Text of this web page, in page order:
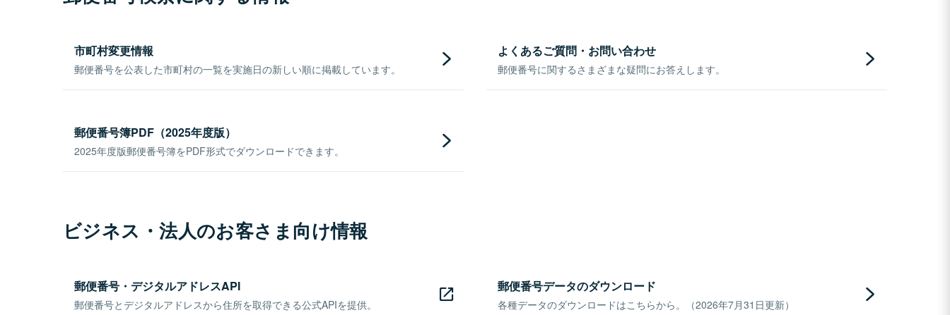
市町村変更情報
郵便番号を公表した市町村の一覧を実施日の新しい順に掲載しています。
よくあるご質問・お問い合わせ
郵便番号に関するさまざまな疑問にお答えします。
郵便番号簿PDF（2025年度版）
2025年度版郵便番号簿をPDF形式でダウンロードできます。
ビジネス・法人のお客さま向け情報
郵便番号・デジタルアドレスAPI
郵便番号とデジタルアドレスから住所を取得できる公式APIを提供。
郵便番号データのダウンロード
各種データのダウンロードはこちらから。（2026年7月31日更新）